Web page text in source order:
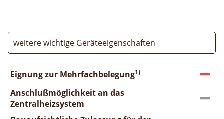
weitere wichtige Geräteeigenschaften
Eignung zur Mehrfachbelegung1)
Anschlußmöglichkeit an das
Zentralheizsystem